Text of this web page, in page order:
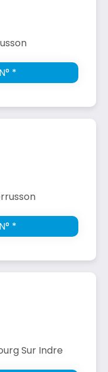
*
*
Sur Indre